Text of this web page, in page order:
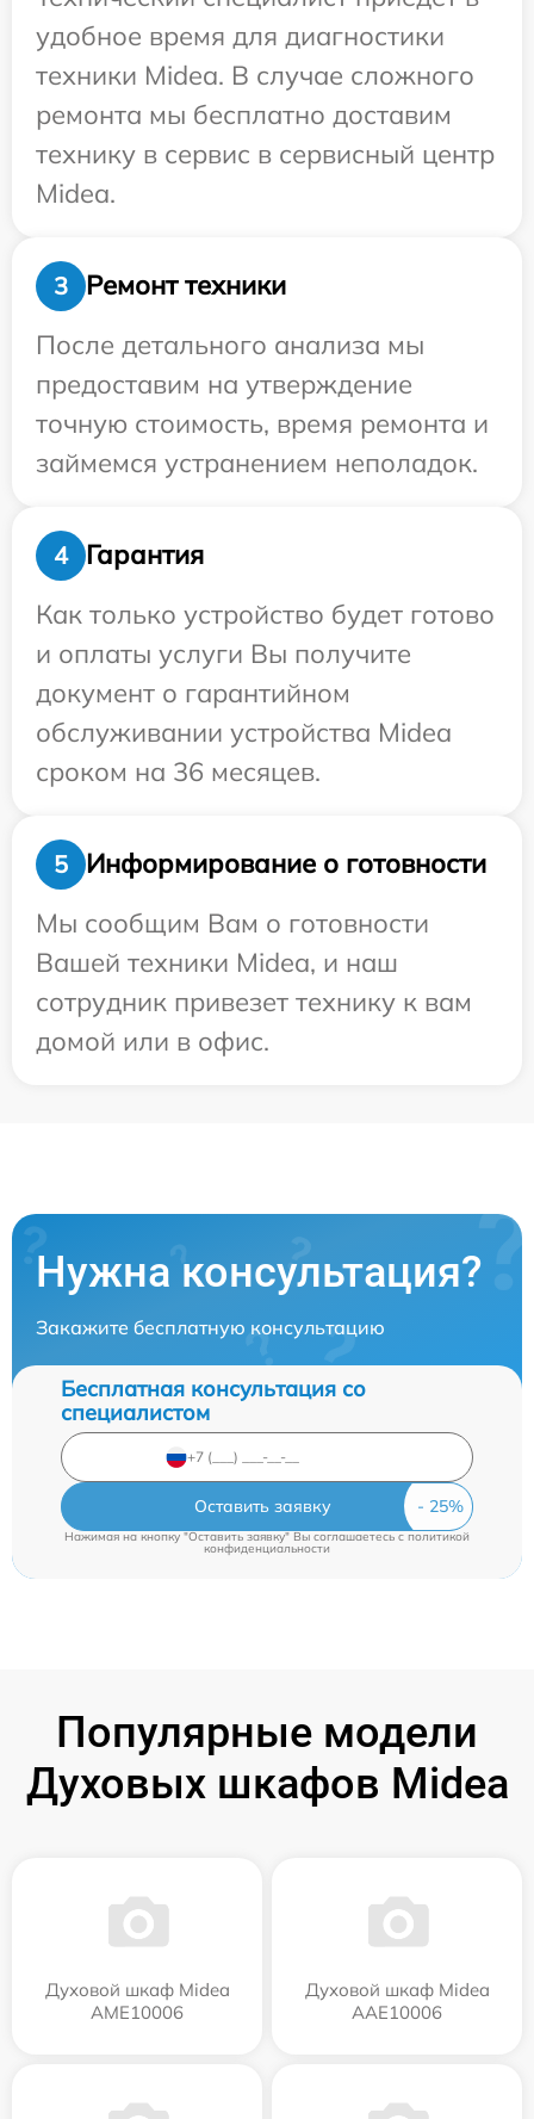
удобное время для диагностики
техники Midea. В случае сложного
ремонта мы бесплатно доставим
технику в сервис в сервисный центр
Midea.
3
Ремонт техники
После детального анализа мы
предоставим на утверждение
точную стоимость, время ремонта и
займемся устранением неполадок.
4
Гарантия
Как только устройство будет готово
и оплаты услуги Вы получите
документ о гарантийном
обслуживании устройства Midea
сроком на 36 месяцев.
5
Информирование о готовности
Мы сообщим Вам о готовности
Вашей техники Midea, и наш
сотрудник привезет технику к вам
домой или в офис.
Нужна консультация?
Закажите бесплатную консультацию
Бесплатная консультация со
специалистом
Оставить заявку
Нажимая на кнопку "Оставить заявку" Вы соглашаетесь cполитикой
конфиденциальности
Популярные модели
Духовых шкафов Midea
Духовой шкаф Midea
AME10006
Духовой шкаф Midea
AAE10006